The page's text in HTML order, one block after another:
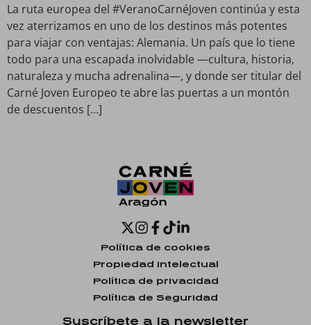
La ruta europea del #VeranoCarnéJoven continúa y esta
vez aterrizamos en uno de los destinos más potentes
para viajar con ventajas: Alemania. Un país que lo tiene
todo para una escapada inolvidable —cultura, historia,
naturaleza y mucha adrenalina—, y donde ser titular del
Carné Joven Europeo te abre las puertas a un montón
de descuentos […]
Política de cookies
Propiedad intelectual
Política de privacidad
Política de Seguridad
Suscríbete a la newsletter